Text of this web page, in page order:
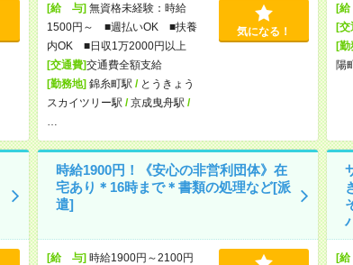
[給 与]無資格未経験：時給
1500円～ ■週払いOK ■扶養
内OK ■日収1万2000円以上
[交通費]交通費全額支給
[勤務地]錦糸町駅 / とうきょう
スカイツリー駅 /京成曳舟駅 /
気になる！
[
[交
[勤
陽
時給1900円！《安心の非営利団体》在
宅あり＊16時まで＊書類の処理など[派
遣]
[給 与]時給1900円～2100円
[